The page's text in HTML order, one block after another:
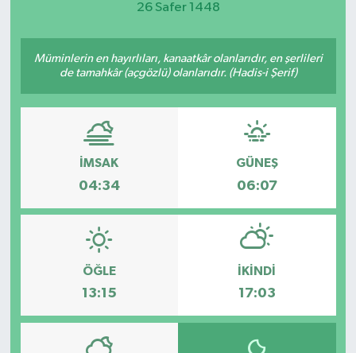
26 Safer 1448
Müminlerin en hayırlıları, kanaatkâr olanlarıdır, en şerlileri
de tamahkâr (açgözlü) olanlarıdır. (Hadis-i Şerif)
İMSAK
04:34
GÜNEŞ
06:07
ÖĞLE
13:15
İKINDI
17:03